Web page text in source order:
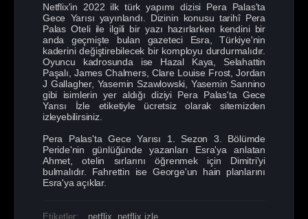
Netflix'in 2022 ilk türk yapımı dizisi Pera Palas'ta
Gece Yarısı yayınlandı. Dizinin konusu tarihî Pera
Palas Oteli ile ilgili bir yazı hazırlarken kendini bir
anda geçmişte bulan gazeteci Esra, Türkiye'nin
kaderini değiştirebilecek bir komployu durdurmalıdır.
Oyuncu kadrosunda ise Hazal Kaya, Selahattin
Paşalı, James Chalmers, Clare Louise Frost, Jordan
J Gallagher, Yasemin Szawlowski, Yasemin Sannino
gibi isimlerin yer aldığı diziyi Pera Palas'ta Gece
Yarısı İzle etiketiyle ücretsiz olarak sitemizden
izleyebilirsiniz.
Pera Palas'ta Gece Yarısı 1. Sezon 3. Bölümde
Peride'nin günlüğünde yazanları Esra'ya anlatan
Ahmet, otelin sırlarını öğrenmek için Dimitri'yi
bulmalıdır. Fahrettin ise George'un hain planlarını
Esra'ya açıklar.
Etiketler: netflix netflix izle